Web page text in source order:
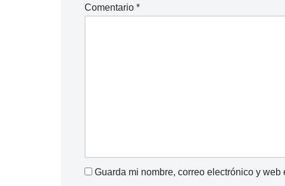
Comentario *
Guarda mi nombre, correo electrónico y